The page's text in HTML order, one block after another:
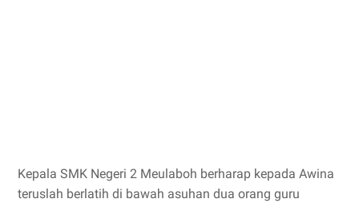
Kepala SMK Negeri 2 Meulaboh berharap kepada Awina
teruslah berlatih di bawah asuhan dua orang guru